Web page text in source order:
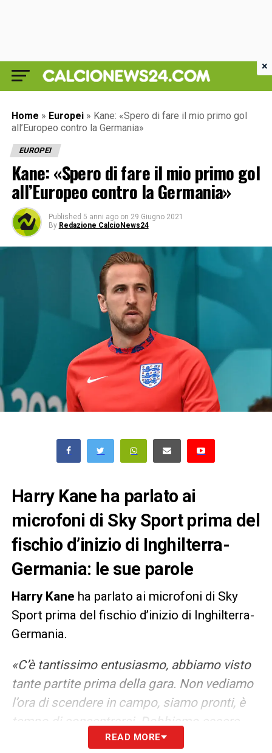
Home » Europei » Kane: «Spero di fare il mio primo gol
all’Europeo contro la Germania»
EUROPEI
Kane: «Spero di fare il mio primo gol
all’Europeo contro la Germania»
Published 5 anni ago on 29 Giugno 2021
By Redazione CalcioNews24
Harry Kane ha parlato ai
microfoni di Sky Sport prima del
fischio d’inizio di Inghilterra-
Germania: le sue parole
Harry Kane ha parlato ai microfoni di Sky
Sport prima del fischio d’inizio di Inghilterra-
Germania.
«C’è tantissimo entusiasmo, abbiamo visto
tante partite prima della gara. Non vediamo
l’ora di scendere in campo, siamo pronti, è
tempo di concentrarci. Dobbiamo essere
perfetti sotto tutti i punti di vista, da quello
READ MORE
×